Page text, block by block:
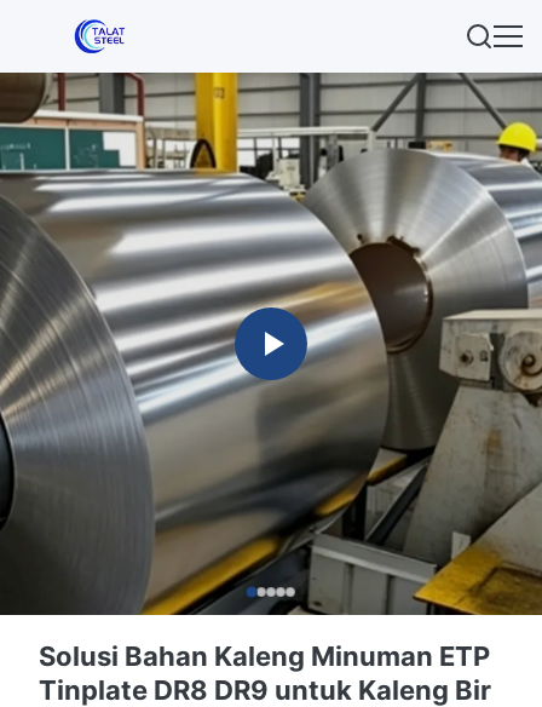
Solusi Bahan Kaleng Minuman ETP
Tinplate DR8 DR9 untuk Kaleng Bir